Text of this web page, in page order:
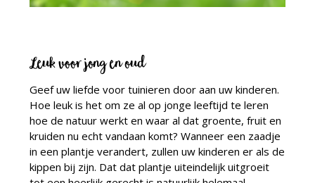
Leuk voor jong en oud
Geef uw liefde voor tuinieren door aan uw kinderen.
Hoe leuk is het om ze al op jonge leeftijd te leren
hoe de natuur werkt en waar al dat groente, fruit en
kruiden nu echt vandaan komt? Wanneer een zaadje
in een plantje verandert, zullen uw kinderen er als de
kippen bij zijn. Dat dat plantje uiteindelijk uitgroeit